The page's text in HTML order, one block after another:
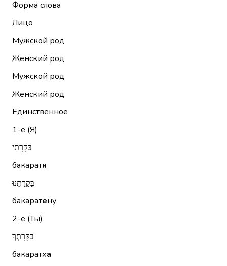
Форма слова
Лицо
Мужской род
Женский род
Мужской род
Женский род
Единственное
1-е (Я)
בַּקָּרָתִי
бакарати
בַּקָּרָתֵנוּ
бакаратену
2-е (Ты)
בַּקָּרָתְךָ
бакаратха